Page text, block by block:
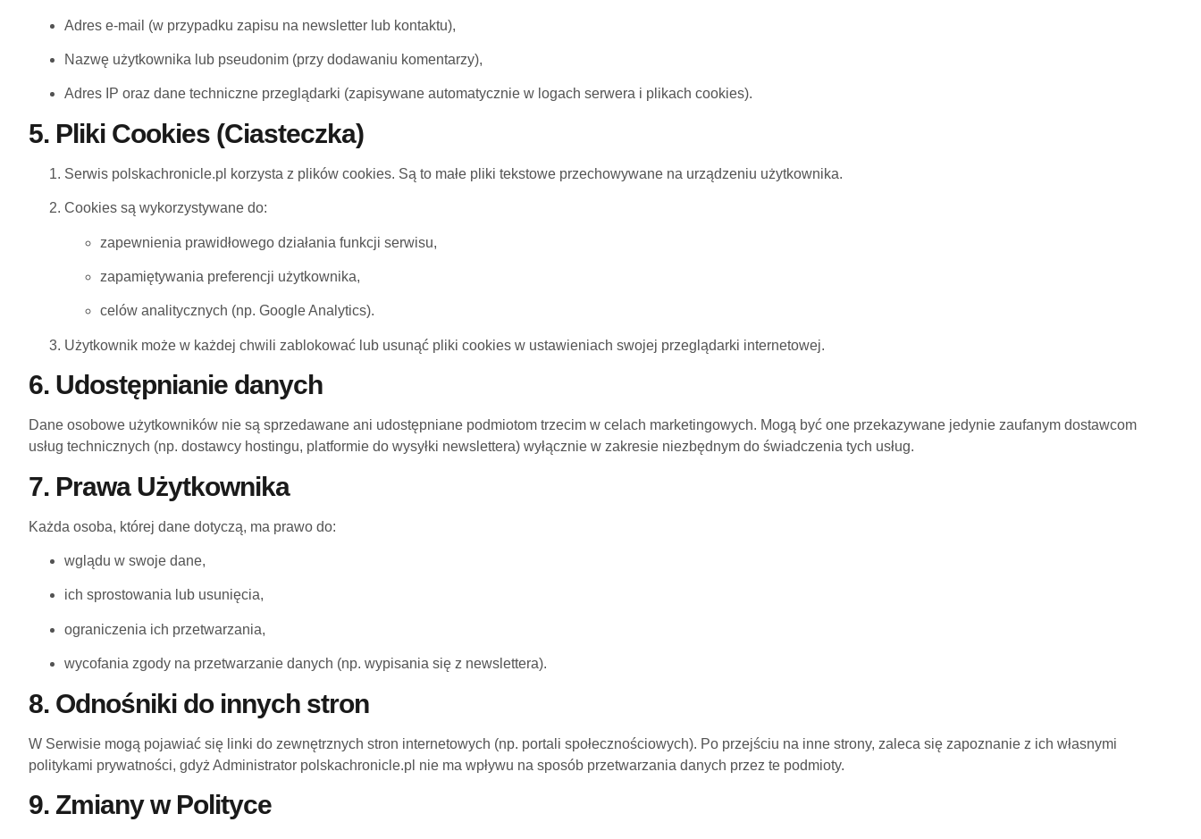
Adres e-mail (w przypadku zapisu na newsletter lub kontaktu),
Nazwę użytkownika lub pseudonim (przy dodawaniu komentarzy),
Adres IP oraz dane techniczne przeglądarki (zapisywane automatycznie w logach serwera i plikach cookies).
5. Pliki Cookies (Ciasteczka)
Serwis polskachronicle.pl korzysta z plików cookies. Są to małe pliki tekstowe przechowywane na urządzeniu użytkownika.
Cookies są wykorzystywane do:
zapewnienia prawidłowego działania funkcji serwisu,
zapamiętywania preferencji użytkownika,
celów analitycznych (np. Google Analytics).
Użytkownik może w każdej chwili zablokować lub usunąć pliki cookies w ustawieniach swojej przeglądarki internetowej.
6. Udostępnianie danych
Dane osobowe użytkowników nie są sprzedawane ani udostępniane podmiotom trzecim w celach marketingowych. Mogą być one przekazywane jedynie zaufanym dostawcom
usług technicznych (np. dostawcy hostingu, platformie do wysyłki newslettera) wyłącznie w zakresie niezbędnym do świadczenia tych usług.
7. Prawa Użytkownika
Każda osoba, której dane dotyczą, ma prawo do:
wglądu w swoje dane,
ich sprostowania lub usunięcia,
ograniczenia ich przetwarzania,
wycofania zgody na przetwarzanie danych (np. wypisania się z newslettera).
8. Odnośniki do innych stron
W Serwisie mogą pojawiać się linki do zewnętrznych stron internetowych (np. portali społecznościowych). Po przejściu na inne strony, zaleca się zapoznanie z ich własnymi
politykami prywatności, gdyż Administrator polskachronicle.pl nie ma wpływu na sposób przetwarzania danych przez te podmioty.
9. Zmiany w Polityce